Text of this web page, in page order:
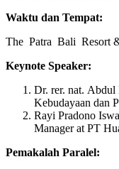
Waktu dan Tempat:
The Patra Bali Resort
Keynote Speaker:
Dr. rer. nat.
Kebudayaan dan
Rayi Pradono
Manager at PT
Pemakalah Paralel: